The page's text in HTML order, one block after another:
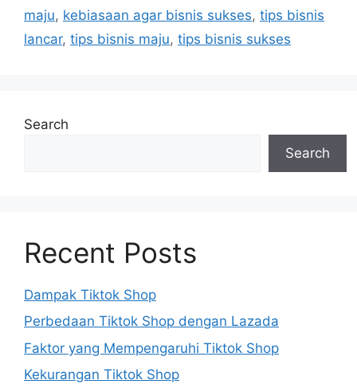
maju, kebiasaan agar bisnis sukses, tips bisnis
lancar, tips bisnis maju, tips bisnis sukses
Search
Search
Recent Posts
Dampak Tiktok Shop
Perbedaan Tiktok Shop dengan Lazada
Faktor yang Mempengaruhi Tiktok Shop
Kekurangan Tiktok Shop